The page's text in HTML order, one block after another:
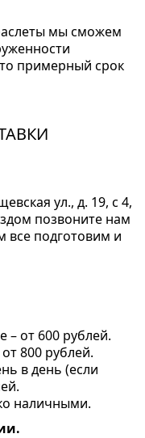
мы сможем
примерный срок
ул., д. 19, с 4,
позвоните нам
все подготовим и
– от 600 рублей.
800 рублей.
в день (если
наличными.